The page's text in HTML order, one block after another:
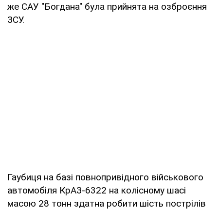
же САУ "Богдана" була прийнята на озброєння
ЗСУ.
Гаубиця на базі повнопривідного військового
автомобіля КрАЗ-6322 на колісному шасі
масою 28 тонн здатна робити шість пострілів